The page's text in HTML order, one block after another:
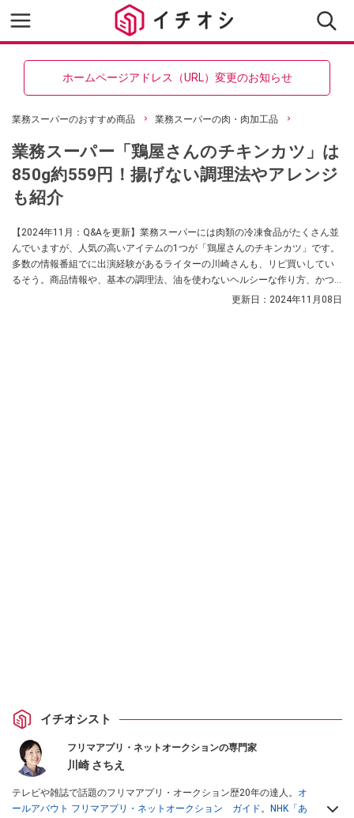
ホームページアドレス（URL）変更のお知らせ
業務スーパーのおすすめ商品 業務スーパーの肉・肉加工品
業務スーパー「鶏屋さんのチキンカツ」は
850g約559円！揚げない調理法やアレンジ
も紹介
【2024年11月：Q&Aを更新】業務スーパーには肉類の冷凍食品がたくさん並
んでいますが、人気の高いアイテムの1つが「鶏屋さんのチキンカツ」です。
多数の情報番組でに出演経験があるライターの川崎さんも、リピ買いしてい
るそう。商品情報や、基本の調理法、油を使わないヘルシーな作り方、かつ
丼やカツサンドへのアレンジレシピも教えてくれました。
更新日： 2024年11月08日
イチオシスト
フリマアプリ・ネットオークションの専門家
川崎 さちえ
テレビや雑誌で話題のフリマアプリ・オークション歴20年の達人。 オ
ールアバウト フリマアプリ・ネットオークション ガイド。
NHK「あ